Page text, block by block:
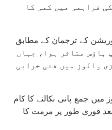
کی فراہمی میں کمی کا
کے ترجمان کے مطابق
کی بندش سے کے 2 پمپ ہاؤس متاثر ہوا، جہاں
والوز میں فنی خرابی
میں جمع پانی نکالنے کا کام
فوری طور پر مرمت کا